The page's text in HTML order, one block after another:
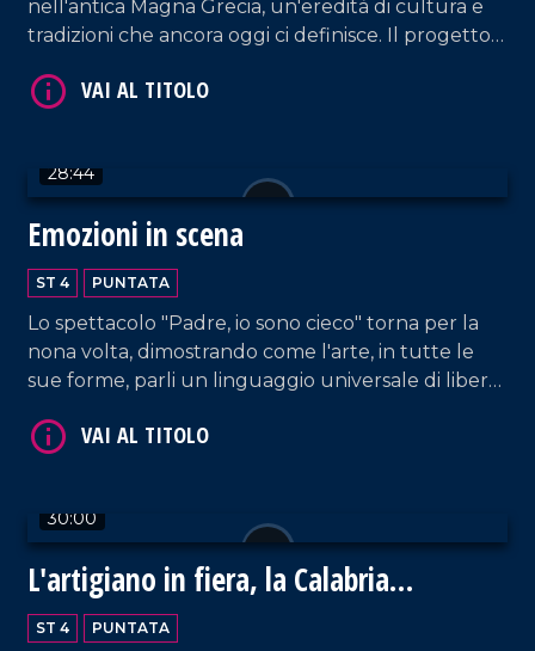
nell'antica Magna Grecia, un'eredità di cultura e
tradizioni che ancora oggi ci definisce. Il progetto
profondo, coinvolgendo tutte le scuole di Reggio
28:44
Emozioni in scena
ST 4 PUNTATA
Lo spettacolo "Padre, io sono cieco" torna per la
nona volta, dimostrando come l'arte, in tutte le
sue forme, parli un linguaggio universale di libertà
30:00
L'artigiano in fiera, la Calabria
protagonista a Milano
ST 4 PUNTATA
VAI AL TITOLO
VAI AL TITOLO
VAI AL TITOLO